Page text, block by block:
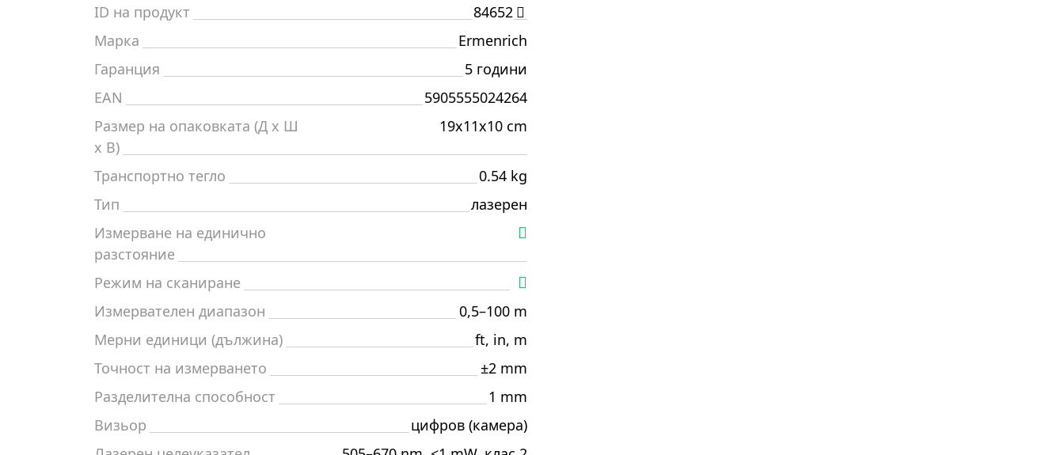
ID на продукт
84652
Марка
Ermenrich
Гаранция
5 години
EAN
5905555024264
Размер на опаковката (Д x Ш
x В)
19x11x10 cm
Транспортно тегло
0.54 kg
Тип
лазерен
Измерване на единично
разстояние
Режим на сканиране
Измервателен диапазон
0,5–100 m
Мерни единици (дължина)
ft, in, m
Точност на измерването
±2 mm
Разделителна способност
1 mm
Визьор
цифров (камера)